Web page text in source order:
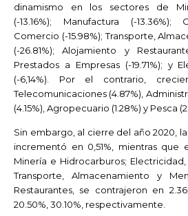
dinamismo en los sectores de
(-13.16%); Manufactura (-13.36%);
Comercio (-15.98%); Transporte,
(-26.81%); Alojamiento y
Prestados a Empresas (-19.71%); y
(-6,14%). Por el contrario,
Telecomunicaciones (4.87%),
(4.15%), Agropecuario (1.28%) y Pesca
Sin embargo, al cierre del año 2020,
incrementó en 0,51%, mientras que
Minería e Hidrocarburos;
Transporte, Almacenamiento y
Restaurantes, se contrajeron en
20.50%, 30.10%, respectivamente.